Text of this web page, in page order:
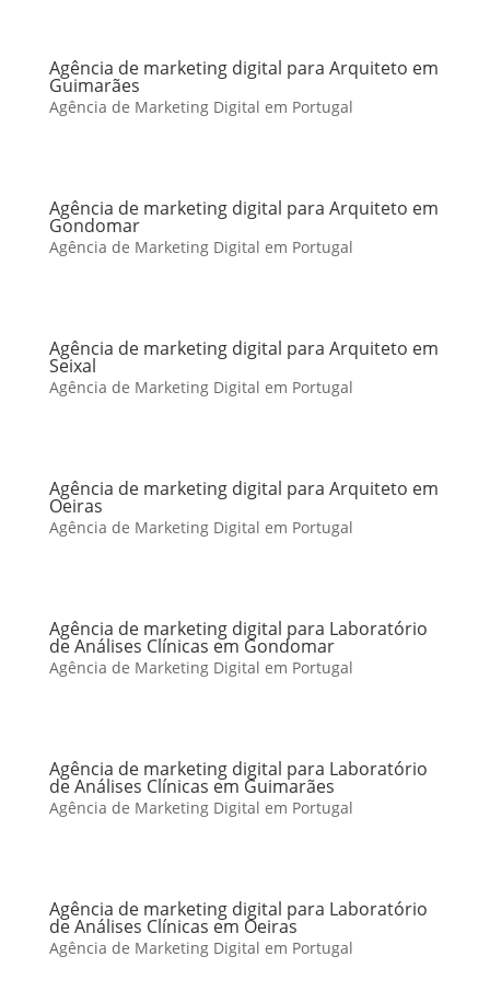
Agência de marketing digital para Arquiteto em
Guimarães
Agência de Marketing Digital em Portugal
Agência de marketing digital para Arquiteto em
Gondomar
Agência de Marketing Digital em Portugal
Agência de marketing digital para Arquiteto em
Seixal
Agência de Marketing Digital em Portugal
Agência de marketing digital para Arquiteto em
Oeiras
Agência de Marketing Digital em Portugal
Agência de marketing digital para Laboratório
de Análises Clínicas em Gondomar
Agência de Marketing Digital em Portugal
Agência de marketing digital para Laboratório
de Análises Clínicas em Guimarães
Agência de Marketing Digital em Portugal
Agência de marketing digital para Laboratório
de Análises Clínicas em Oeiras
Agência de Marketing Digital em Portugal